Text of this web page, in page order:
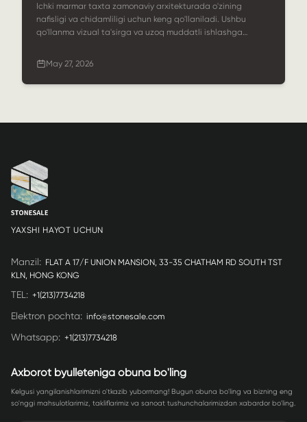
Ichki marmar taxta zamonaviy arxitekturada o'zining
nafisligi va chidamliligi uchun keng qo'llaniladi. Ushbu
qo'llanma vizual ta'sirga va uzoq muddatli ishlashga
qanday tanlashni tushuntiradi.
May 27, 2026
YAXSHI HAYOT UCHUN
Manzil: FLAT A 17/F UNION MANSION, 33-35 CHATHAM RD SOUTH TST
KLN, HONG KONG
TEL : +1(213)7734218
Elektron pochta: info@stonesale.com
Whatsapp: +1(213)7734218
Axborot byulleteniga obuna bo'ling
Kelgusi yangilanishlarimizni o'tkazib yubormang! Bugun obuna bo'ling va bizning eng
so'nggi mahsulotlarimiz, takliflarimiz va sanoat tushunchalarimizdan xabardor bo'ling.